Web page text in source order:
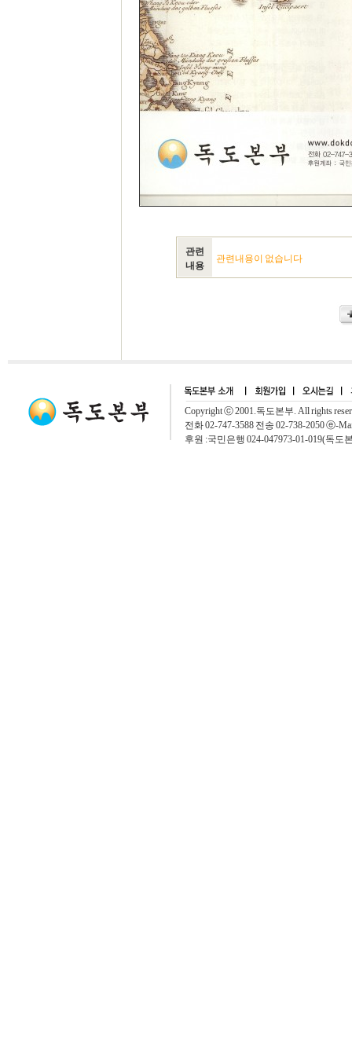
관련
내용
관련내용이 없습니다
Copyright ⓒ 2001.독도본부. All rights
전화 02-747-3588 전송 02-738-2050 ⓔ-
후원 :국민은행 024-047973-01-019(독도